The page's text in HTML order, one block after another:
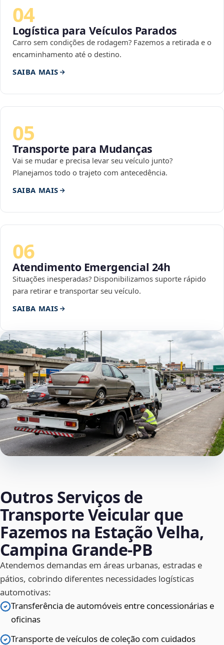
04
Logística para Veículos Parados
Carro sem condições de rodagem? Fazemos a retirada e o
encaminhamento até o destino.
SAIBA MAIS
05
Transporte para Mudanças
Vai se mudar e precisa levar seu veículo junto?
Planejamos todo o trajeto com antecedência.
SAIBA MAIS
06
Atendimento Emergencial 24h
Situações inesperadas? Disponibilizamos suporte rápido
para retirar e transportar seu veículo.
SAIBA MAIS
Outros Serviços de
Transporte Veicular que
Fazemos na Estação Velha,
Campina Grande‑PB
Atendemos demandas em áreas urbanas, estradas e
pátios, cobrindo diferentes necessidades logísticas
automotivas:
Transferência de automóveis entre concessionárias e
oficinas
Transporte de veículos de coleção com cuidados